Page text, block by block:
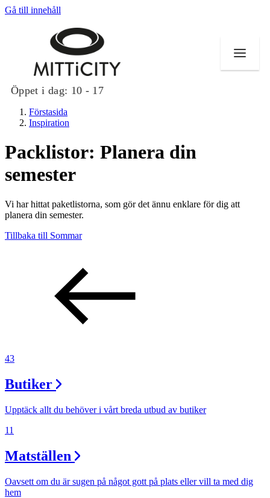
Gå till innehåll
Öppet i dag: 10 - 17
Butiker
Erbjudanden
Inspiration
Lediga jobb
Magasin
Min Shopping-app
Förstasida
Inspiration
Packlistor: Planera din
semester
Vi har hittat paketlistorna, som gör det ännu enklare för dig att
planera din semester.
Tillbaka till Sommar
43
Butiker
Upptäck allt du behöver i vårt breda utbud av butiker
11
Matställen
Oavsett om du är sugen på något gott på plats eller vill ta med dig
hem